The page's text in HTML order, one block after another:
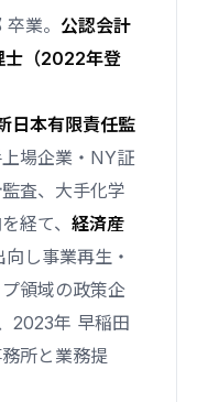
業。 公認会計
士（2022年登
日本有限責任監
場企業・NY証
査、大手化学
経て、 経済産
向し事業再生・
領域の政策企
2023年 早稲田
所と業務提